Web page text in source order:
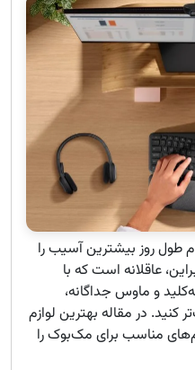
روز بیشترین آسیب را
عاقلانه است که با
و ماوس جداگانه،
کنید. در مقاله بهترین لوازم
مناسب برای مک‌بوک را